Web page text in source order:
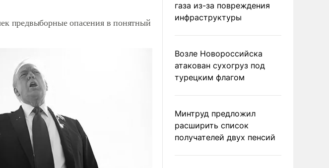
предвыборные опасения в понятный
газа из-за повреждения
инфраструктуры
Возле Новороссийска
атакован сухогруз под
турецким флагом
Минтруд предложил
расширить список
получателей двух пенсий